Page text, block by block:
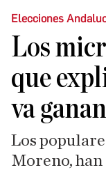
Elecciones
Los
que
va
Los
Moreno,